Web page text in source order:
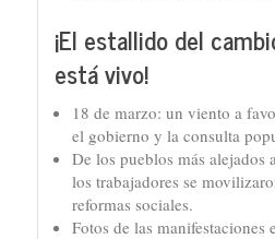
¡El estallido del
está vivo!
18 de marzo: un viento a
el gobierno y la consulta
De los pueblos más alejados
los trabajadores se
reformas sociales.
Fotos de las manifestaciones